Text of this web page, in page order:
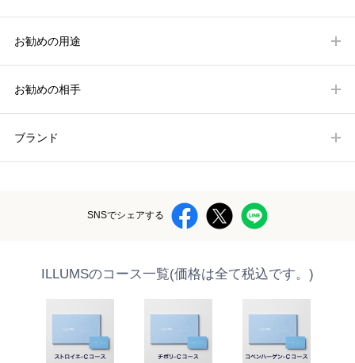
お勧めの用途
お勧めの相手
ブランド
SNSでシェアする
ILLUMSのコース一覧(価格は全て税込です。)